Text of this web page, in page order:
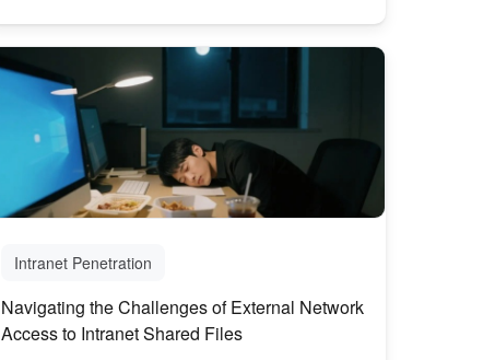
Intranet Penetration
Navigating the Challenges of External Network
Access to Intranet Shared Files